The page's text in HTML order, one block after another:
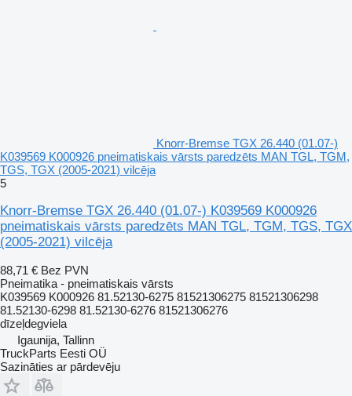
Knorr-Bremse TGX 26.440 (01.07-)
K039569 K000926 pneimatiskais vārsts paredzēts MAN TGL, TGM,
TGS, TGX (2005-2021) vilcēja
5
Knorr-Bremse TGX 26.440 (01.07-) K039569 K000926
pneimatiskais vārsts paredzēts MAN TGL, TGM, TGS, TGX
(2005-2021) vilcēja
88,71 € Bez PVN
Pneimatika - pneimatiskais vārsts
K039569 K000926 81.52130-6275 81521306275 81521306298
81.52130-6298 81.52130-6276 81521306276
dīzeļdegviela
Igaunija, Tallinn
TruckParts Eesti OÜ
Sazināties ar pārdevēju